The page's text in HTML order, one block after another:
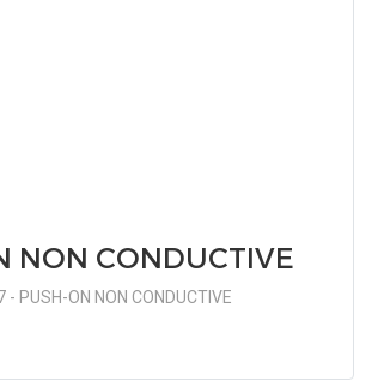
NON CONDUCTIVE
- PUSH-ON NON CONDUCTIVE